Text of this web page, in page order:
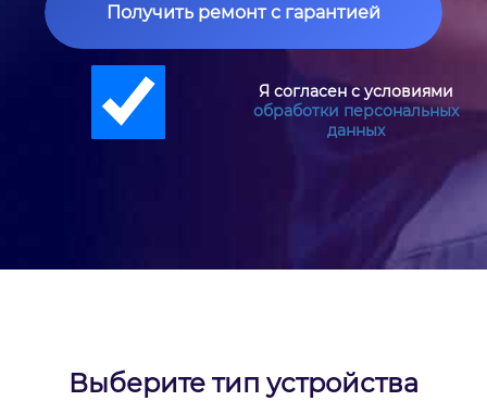
Получить ремонт с гарантией
Я согласен с условиями
обработки персональных
данных
Выберите тип устройства